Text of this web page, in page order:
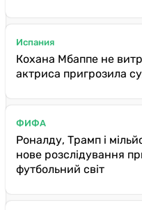
Испания
Кохана Мбаппе не
актриса пригрозила
ФИФА
Роналду, Трамп і
нове розслідування
футбольний світ